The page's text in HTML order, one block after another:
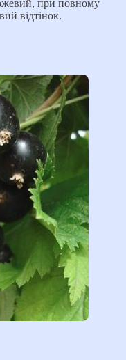
при повному
відтінок.